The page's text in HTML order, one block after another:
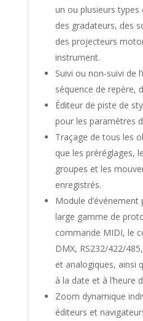
un ou plusieurs types
des gradateurs, des
des projecteurs
instrument.
Suivi ou non-suivi de
séquence de repère,
Éditeur de piste de
pour les paramètres
Traçage de tous les
que les préréglages,
groupes et les
enregistrés.
Module
large gamme de
commande MIDI, le
DMX, RS232/422/
et analogiques, ainsi
à la date et à l’heure
Zoom dynamique
éditeurs et